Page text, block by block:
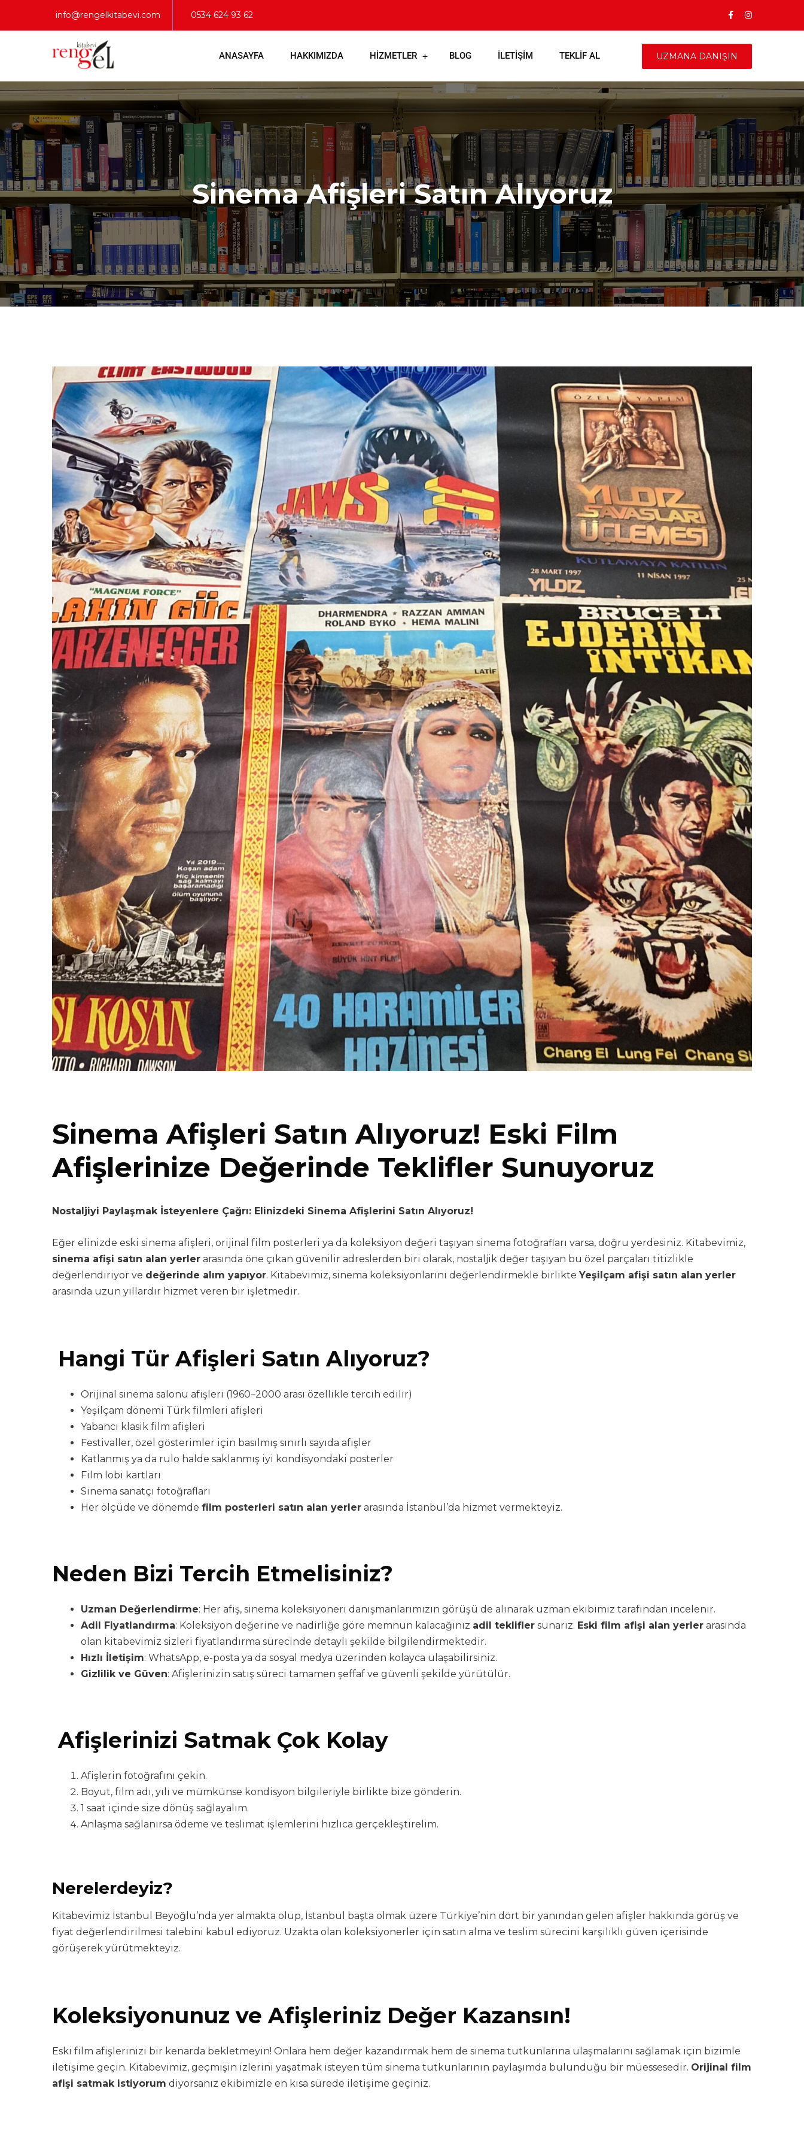
info@rengelkitabevi.com 0534 624 93 62
ANASAYFA HAKKIMIZDA HIZMETLER BLOG İLETIŞIM TEKLIF AL UZMANA DANIŞIN
Sinema Afişleri Satın Alıyoruz
Sinema Afişleri Satın Alıyoruz! Eski Film
Afişlerinize Değerinde Teklifler Sunuyoruz
Nostaljiyi Paylaşmak İsteyenlere Çağrı: Elinizdeki Sinema Afişlerini Satın Alıyoruz!
Eğer elinizde eski sinema afişleri, orijinal film posterleri ya da koleksiyon değeri taşıyan sinema fotoğrafları varsa, doğru yerdesiniz. Kitabevimiz,
sinema afişi satın alan yerler arasında öne çıkan güvenilir adreslerden biri olarak, nostaljik değer taşıyan bu özel parçaları titizlikle
değerlendiriyor ve değerinde alım yapıyor. Kitabevimiz, sinema koleksiyonlarını değerlendirmekle birlikte Yeşilçam afişi satın alan yerler
arasında uzun yıllardır hizmet veren bir işletmedir.
Hangi Tür Afişleri Satın Alıyoruz?
Orijinal sinema salonu afişleri (1960–2000 arası özellikle tercih edilir)
Yeşilçam dönemi Türk filmleri afişleri
Yabancı klasik film afişleri
Festivaller, özel gösterimler için basılmış sınırlı sayıda afişler
Katlanmış ya da rulo halde saklanmış iyi kondisyondaki posterler
Film lobi kartları
Sinema sanatçı fotoğrafları
Her ölçüde ve dönemde film posterleri satın alan yerler arasında İstanbul’da hizmet vermekteyiz.
Neden Bizi Tercih Etmelisiniz?
Uzman Değerlendirme: Her afiş, sinema koleksiyoneri danışmanlarımızın görüşü de alınarak uzman ekibimiz tarafından incelenir.
Adil Fiyatlandırma: Koleksiyon değerine ve nadirliğe göre memnun kalacağınız adil teklifler sunarız. Eski film afişi alan yerler arasında
olan kitabevimiz sizleri fiyatlandırma sürecinde detaylı şekilde bilgilendirmektedir.
Hızlı İletişim: WhatsApp, e-posta ya da sosyal medya üzerinden kolayca ulaşabilirsiniz.
Gizlilik ve Güven: Afişlerinizin satış süreci tamamen şeffaf ve güvenli şekilde yürütülür.
Afişlerinizi Satmak Çok Kolay
Afişlerin fotoğrafını çekin.
Boyut, film adı, yılı ve mümkünse kondisyon bilgileriyle birlikte bize gönderin.
1 saat içinde size dönüş sağlayalım.
Anlaşma sağlanırsa ödeme ve teslimat işlemlerini hızlıca gerçekleştirelim.
Nerelerdeyiz?
Kitabevimiz İstanbul Beyoğlu’nda yer almakta olup, İstanbul başta olmak üzere Türkiye’nin dört bir yanından gelen afişler hakkında görüş ve
fiyat değerlendirilmesi talebini kabul ediyoruz. Uzakta olan koleksiyonerler için satın alma ve teslim sürecini karşılıklı güven içerisinde
görüşerek yürütmekteyiz.
Koleksiyonunuz ve Afişleriniz Değer Kazansın!
Eski film afişlerinizi bir kenarda bekletmeyin! Onlara hem değer kazandırmak hem de sinema tutkunlarına ulaşmalarını sağlamak için bizimle
iletişime geçin. Kitabevimiz, geçmişin izlerini yaşatmak isteyen tüm sinema tutkunlarının paylaşımda bulunduğu bir müessesedir. Orijinal film
afişi satmak istiyorum diyorsanız ekibimizle en kısa sürede iletişime geçiniz.